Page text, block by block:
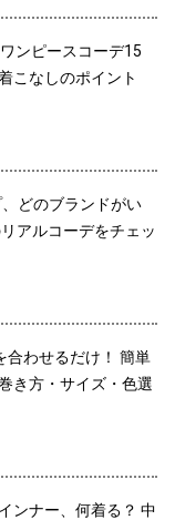
ンピースコーデ15
こなしのポイント
どのブランドがい
アルコーデをチェッ
合わせるだけ！ 簡単
き方・サイズ・色選
ンナー、何着る？ 中